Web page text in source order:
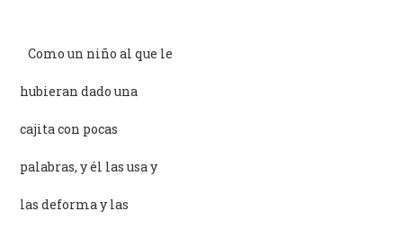
–Como un niño al que le
hubieran dado una
cajita con pocas
palabras, y él las usa y
las deforma y las